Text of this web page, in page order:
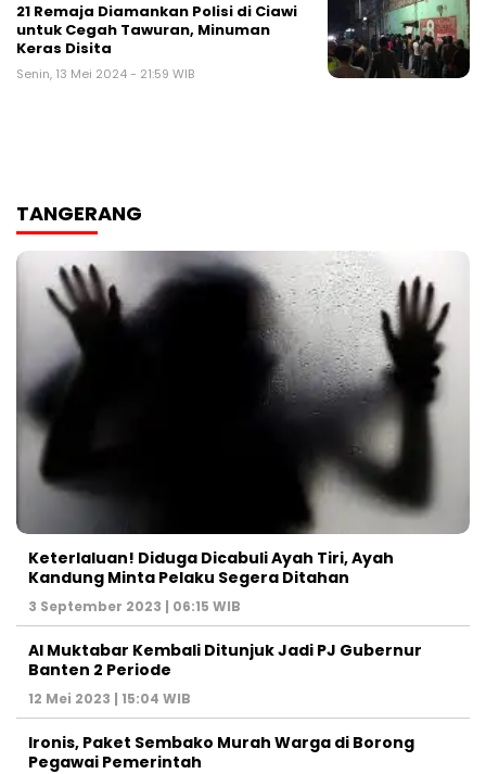
21 Remaja Diamankan Polisi di Ciawi
untuk Cegah Tawuran, Minuman
Keras Disita
Senin, 13 Mei 2024 - 21:59 WIB
TANGERANG
Keterlaluan! Diduga Dicabuli Ayah Tiri, Ayah
Kandung Minta Pelaku Segera Ditahan
3 September 2023 | 06:15 WIB
Al Muktabar Kembali Ditunjuk Jadi PJ Gubernur
Banten 2 Periode
12 Mei 2023 | 15:04 WIB
Ironis, Paket Sembako Murah Warga di Borong
Pegawai Pemerintah